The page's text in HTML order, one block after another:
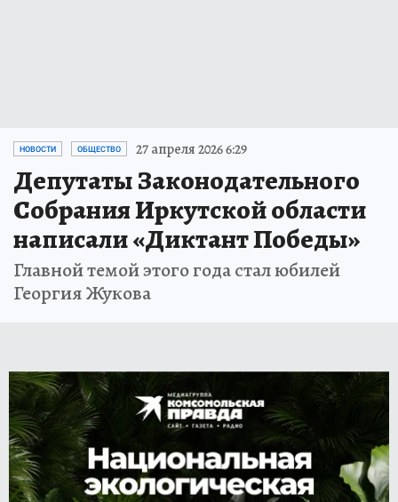
НОВОСТИ ОБЩЕСТВО 27 апреля 2026 6:29
Депутаты Законодательного
Собрания Иркутской области
написали «Диктант Победы»
Главной темой этого года стал юбилей
Георгия Жукова